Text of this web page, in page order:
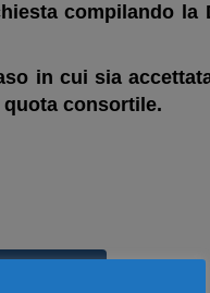
compilando la
in cui sia
consortile.